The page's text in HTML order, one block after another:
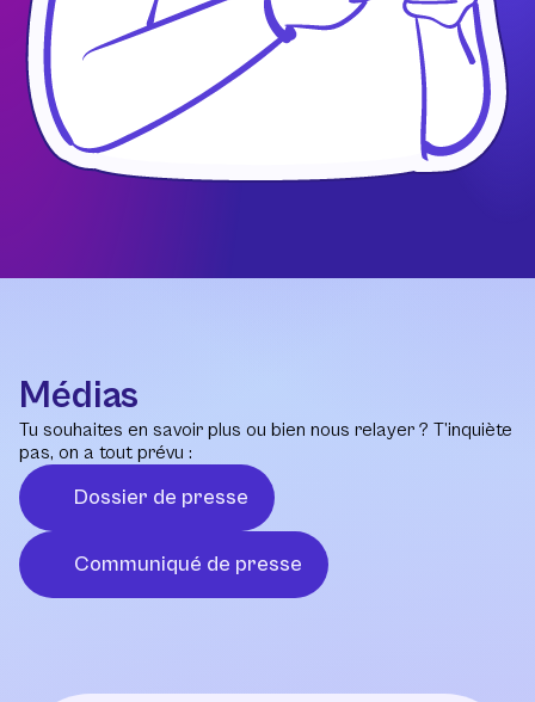
Médias
Tu souhaites en savoir plus ou bien nous relayer ? T’inquiète
pas, on a tout prévu :
Dossier de presse
Communiqué de presse